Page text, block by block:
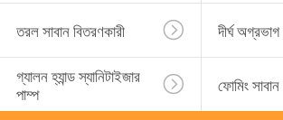
তরল সাবান বিতরণকারী দীর্ঘ
গ্যালন হ্যান্ড স্যানিটাইজার
পাম্প
ফোমিং সাবান